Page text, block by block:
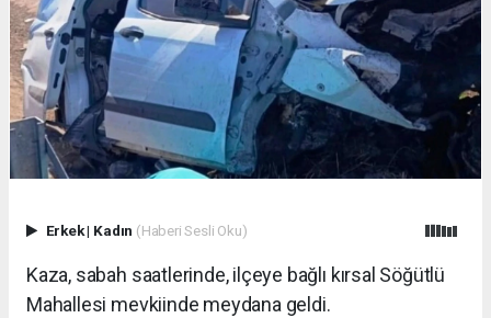
Erkek| Kadın (Haberi Sesli Oku)
Kaza, sabah saatlerinde, ilçeye bağlı kırsal Söğütlü
Mahallesi mevkiinde meydana geldi.